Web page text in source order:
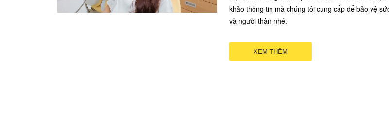
khảo thông tin mà chúng tôi cung cấp để bảo vệ
và người thân nhé.
XEM THÊM